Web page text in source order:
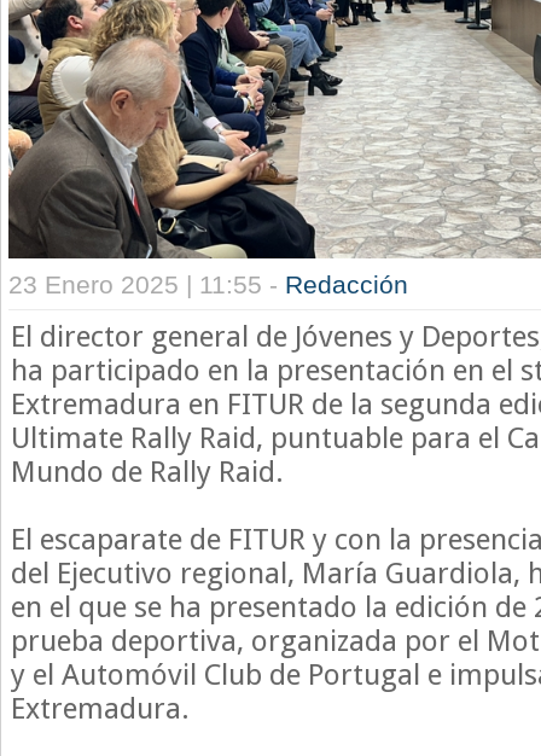
23 Enero 2025 | 11:55 - Redacción
El director general de Jóvenes y
ha participado en la presentación en el
Extremadura en FITUR de la segunda
Ultimate Rally Raid, puntuable para el
Mundo de Rally Raid.
El escaparate de FITUR y con la
del Ejecutivo regional, María Guardiola,
en el que se ha presentado la edición de
prueba deportiva, organizada por el
y el Automóvil Club de Portugal e
Extremadura.